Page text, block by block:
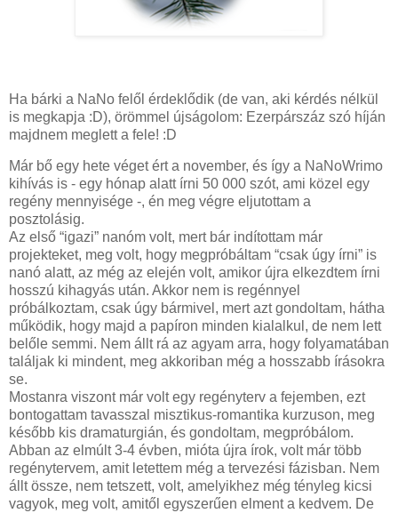
Ha bárki a NaNo felől érdeklődik (de van, aki kérdés nélkül
is megkapja :D), örömmel újságolom: Ezerpárszáz szó híján
majdnem meglett a fele! :D
Már bő egy hete véget ért a november, és így a NaNoWrimo
kihívás is - egy hónap alatt írni 50 000 szót, ami közel egy
regény mennyisége -, én meg végre eljutottam a
posztolásig.
Az első “igazi” nanóm volt, mert bár indítottam már
projekteket, meg volt, hogy megpróbáltam “csak úgy írni” is
nanó alatt, az még az elején volt, amikor újra elkezdtem írni
hosszú kihagyás után. Akkor nem is regénnyel
próbálkoztam, csak úgy bármivel, mert azt gondoltam, hátha
működik, hogy majd a papíron minden kialalkul, de nem lett
belőle semmi. Nem állt rá az agyam arra, hogy folyamatában
találjak ki mindent, meg akkoriban még a hosszabb írásokra
se.
Mostanra viszont már volt egy regényterv a fejemben, ezt
bontogattam tavasszal misztikus-romantika kurzuson, meg
később kis dramaturgián, és gondoltam, megpróbálom.
Abban az elmúlt 3-4 évben, mióta újra írok, volt már több
regénytervem, amit letettem még a tervezési fázisban. Nem
állt össze, nem tetszett, volt, amelyikhez még tényleg kicsi
vagyok, meg volt, amitől egyszerűen elment a kedvem. De